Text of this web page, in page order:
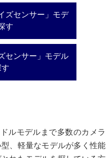
ズセンサー」モデ
す
センサー」モデル
す
ルモデルまで多数のカメラ
、軽量なモデルが多く性能